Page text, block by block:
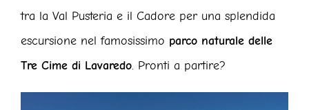
tra la Val Pusteria e il Cadore per una splendida
escursione nel famosissimo parco naturale delle
Tre Cime di Lavaredo. Pronti a partire?